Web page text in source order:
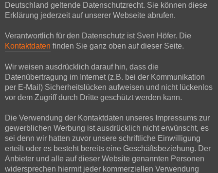
Deutschland geltende Datenschutzrecht. Sie können diese
Erklärung jederzeit auf unserer Webseite abrufen.
Verantwortlich für den Datenschutz ist Sven Höfer. Die
Kontaktdaten finden Sie ganz oben auf dieser Seite.
Wir weisen ausdrücklich darauf hin, dass die
Datenübertragung im Internet (z.B. bei der Kommunikation
per E-Mail) Sicherheitslücken aufweisen und nicht lückenlos
vor dem Zugriff durch Dritte geschützt werden kann.
Die Verwendung der Kontaktdaten unseres Impressums zur
gewerblichen Werbung ist ausdrücklich nicht erwünscht, es
sei denn wir hatten zuvor unsere schriftliche Einwilligung
erteilt oder es besteht bereits eine Geschäftsbeziehung. Der
Anbieter und alle auf dieser Website genannten Personen
widersprechen hiermit jeder kommerziellen Verwendung